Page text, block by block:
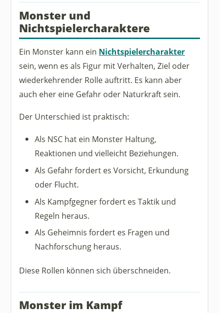
Monster und
Nichtspielercharaktere
Ein Monster kann ein Nichtspielercharakter
sein, wenn es als Figur mit Verhalten, Ziel oder
wiederkehrender Rolle auftritt. Es kann aber
auch eher eine Gefahr oder Naturkraft sein.
Der Unterschied ist praktisch:
Als NSC hat ein Monster Haltung,
Reaktionen und vielleicht Beziehungen.
Als Gefahr fordert es Vorsicht, Erkundung
oder Flucht.
Als Kampfgegner fordert es Taktik und
Regeln heraus.
Als Geheimnis fordert es Fragen und
Nachforschung heraus.
Diese Rollen können sich überschneiden.
Monster im Kampf